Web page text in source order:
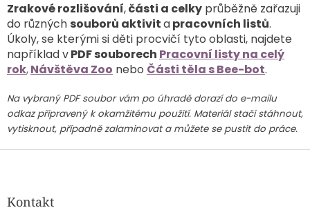
Zrakové rozlišování,části a celky průběžně zařazuji
do různých souborů aktivitapracovních listů.
Úkoly, se kterými si děti procvičí tyto oblasti, najdete
například vPDF souborech Pracovní listy na celý
rok,Návštěva Zoo nebo Části těla s Bee-bot.
Na vybraný PDF soubor vám po úhradě dorazí do e-mailu
odkaz připravený k okamžitému použití. Materiál stačí stáhnout,
vytisknout, případně zalaminovat a můžete se pustit do práce.
Z
Kontakt